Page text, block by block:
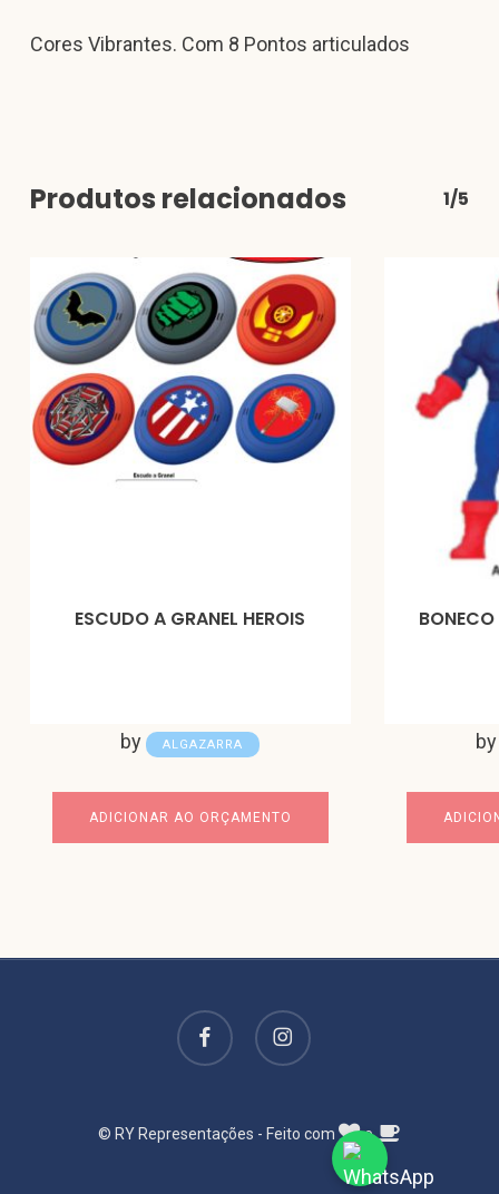
Cores Vibrantes. Com 8 Pontos articulados
Produtos relacionados 1/5
ESCUDO A GRANEL HEROIS
by ALGAZARRA
ADICIONAR AO ORÇAMENTO
facebook instagram
© RY Representações - Feito com e